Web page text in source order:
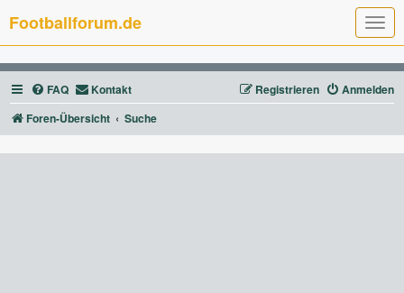
T
o
g
g
l
e
n
g
Footballforum.de
FAQ Kontakt Anmelden
Registrieren
Foren-Übersicht
Suche